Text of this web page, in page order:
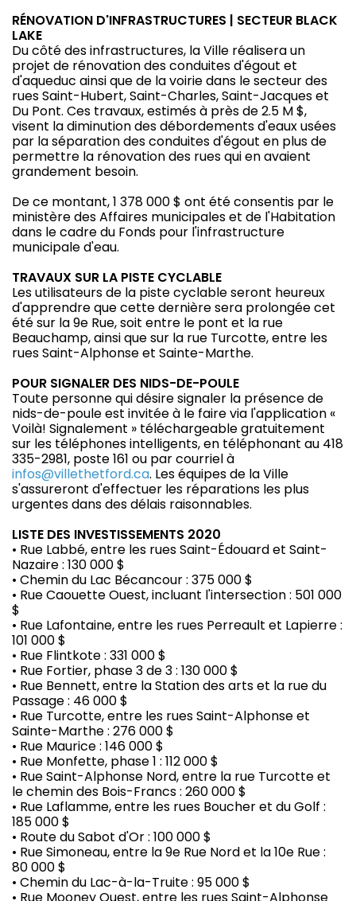
RÉNOVATION D'INFRASTRUCTURES | SECTEUR BLACK
LAKE
Du côté des infrastructures, la Ville réalisera un
projet de rénovation des conduites d'égout et
d'aqueduc ainsi que de la voirie dans le secteur des
rues Saint-Hubert, Saint-Charles, Saint-Jacques et
Du Pont. Ces travaux, estimés à près de 2.5 M $,
visent la diminution des débordements d'eaux usées
par la séparation des conduites d'égout en plus de
permettre la rénovation des rues qui en avaient
grandement besoin.
De ce montant, 1 378 000 $ ont été consentis par le
ministère des Affaires municipales et de l'Habitation
dans le cadre du Fonds pour l'infrastructure
municipale d'eau.
TRAVAUX SUR LA PISTE CYCLABLE
Les utilisateurs de la piste cyclable seront heureux
d'apprendre que cette dernière sera prolongée cet
été sur la 9e Rue, soit entre le pont et la rue
Beauchamp, ainsi que sur la rue Turcotte, entre les
rues Saint-Alphonse et Sainte-Marthe.
POUR SIGNALER DES NIDS-DE-POULE
Toute personne qui désire signaler la présence de
nids-de-poule est invitée à le faire via l'application «
Voilà! Signalement » téléchargeable gratuitement
sur les téléphones intelligents, en téléphonant au 418
335-2981, poste 161 ou par courriel à
infos@villethetford.ca. Les équipes de la Ville
s'assureront d'effectuer les réparations les plus
urgentes dans des délais raisonnables.
LISTE DES INVESTISSEMENTS 2020
• Rue Labbé, entre les rues Saint-Édouard et Saint-
Nazaire : 130 000 $
• Chemin du Lac Bécancour : 375 000 $
• Rue Caouette Ouest, incluant l'intersection : 501 000
$
• Rue Lafontaine, entre les rues Perreault et Lapierre :
101 000 $
• Rue Flintkote : 331 000 $
• Rue Fortier, phase 3 de 3 : 130 000 $
• Rue Bennett, entre la Station des arts et la rue du
Passage : 46 000 $
• Rue Turcotte, entre les rues Saint-Alphonse et
Sainte-Marthe : 276 000 $
• Rue Maurice : 146 000 $
• Rue Monfette, phase 1 : 112 000 $
• Rue Saint-Alphonse Nord, entre la rue Turcotte et
le chemin des Bois-Francs : 260 000 $
• Rue Laflamme, entre les rues Boucher et du Golf :
185 000 $
• Route du Sabot d'Or : 100 000 $
• Rue Simoneau, entre la 9e Rue Nord et la 10e Rue :
80 000 $
• Chemin du Lac-à-la-Truite : 95 000 $
• Rue Mooney Ouest, entre les rues Saint-Alphonse